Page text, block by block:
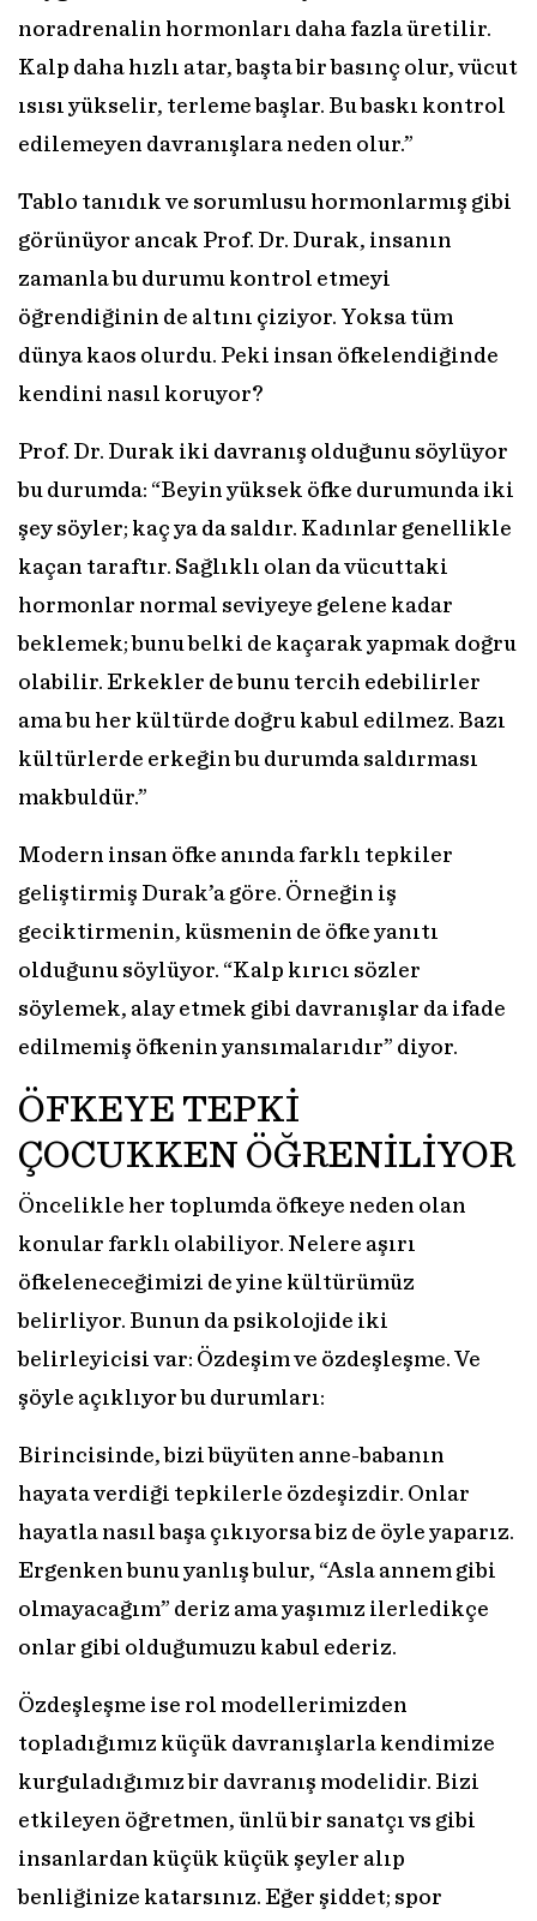
noradrenalin hormonları daha fazla üretilir.
Kalp daha hızlı atar, başta bir basınç olur, vücut
ısısı yükselir, terleme başlar. Bu baskı kontrol
edilemeyen davranışlara neden olur.”
Tablo tanıdık ve sorumlusu hormonlarmış gibi
görünüyor ancak Prof. Dr. Durak, insanın
zamanla bu durumu kontrol etmeyi
öğrendiğinin de altını çiziyor. Yoksa tüm
dünya kaos olurdu. Peki insan öfkelendiğinde
kendini nasıl koruyor?
Prof. Dr. Durak iki davranış olduğunu söylüyor
bu durumda: “Beyin yüksek öfke durumunda iki
şey söyler; kaç ya da saldır. Kadınlar genellikle
kaçan taraftır. Sağlıklı olan da vücuttaki
hormonlar normal seviyeye gelene kadar
beklemek; bunu belki de kaçarak yapmak doğru
olabilir. Erkekler de bunu tercih edebilirler
ama bu her kültürde doğru kabul edilmez. Bazı
kültürlerde erkeğin bu durumda saldırması
makbuldür.”
Modern insan öfke anında farklı tepkiler
geliştirmiş Durak’a göre. Örneğin iş
geciktirmenin, küsmenin de öfke yanıtı
olduğunu söylüyor. “Kalp kırıcı sözler
söylemek, alay etmek gibi davranışlar da ifade
edilmemiş öfkenin yansımalarıdır” diyor.
ÖFKEYE TEPKİ
ÇOCUKKEN ÖĞRENİLİYOR
Öncelikle her toplumda öfkeye neden olan
konular farklı olabiliyor. Nelere aşırı
öfkeleneceğimizi de yine kültürümüz
belirliyor. Bunun da psikolojide iki
belirleyicisi var: Özdeşim ve özdeşleşme. Ve
şöyle açıklıyor bu durumları:
Birincisinde, bizi büyüten anne-babanın
hayata verdiği tepkilerle özdeşizdir. Onlar
hayatla nasıl başa çıkıyorsa biz de öyle yaparız.
Ergenken bunu yanlış bulur, “Asla annem gibi
olmayacağım” deriz ama yaşımız ilerledikçe
onlar gibi olduğumuzu kabul ederiz.
Özdeşleşme ise rol modellerimizden
topladığımız küçük davranışlarla kendimize
kurguladığımız bir davranış modelidir. Bizi
etkileyen öğretmen, ünlü bir sanatçı vs gibi
insanlardan küçük küçük şeyler alıp
benliğinize katarsınız. Eğer şiddet; spor